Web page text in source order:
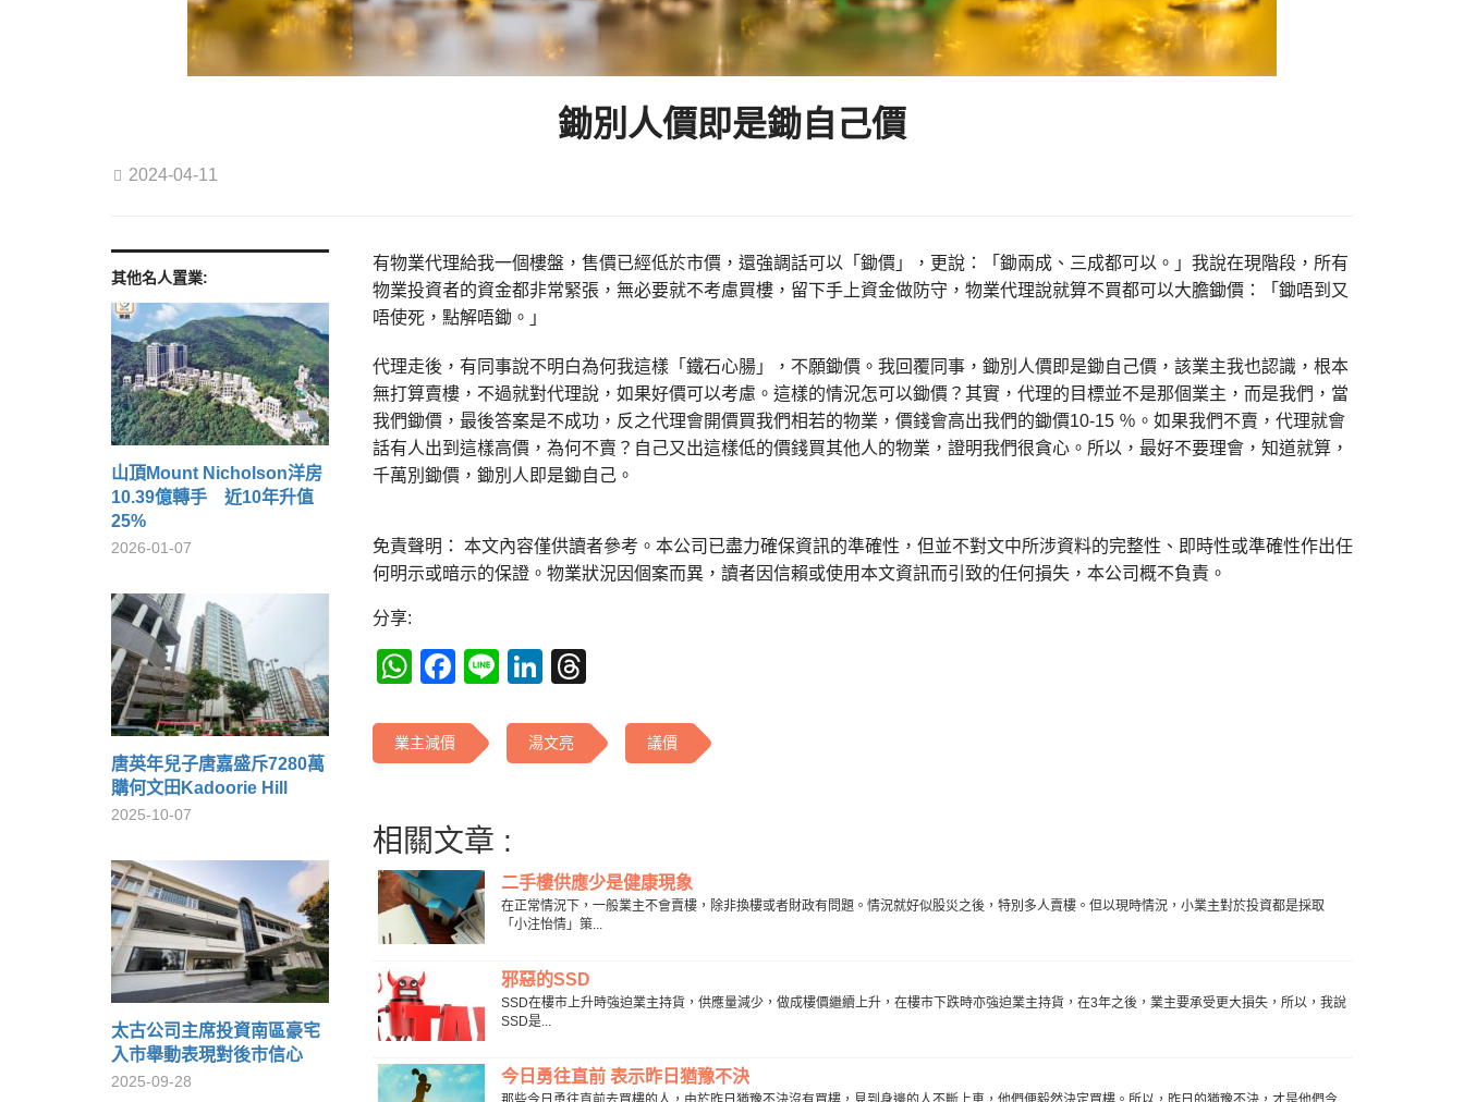
鋤別人價即是鋤自己價
2024-04-11
其他名人置業:
山頂Mount Nicholson洋房
10.39億轉手 近10年升值
25%
2026-01-07
唐英年兒子唐嘉盛斥7280萬
購何文田Kadoorie Hill
2025-10-07
太古公司主席投資南區豪宅
入市舉動表現對後市信心
2025-09-28
有物業代理給我一個樓盤，售價已經低於市價，還強調話可以「鋤價」，更說：「鋤兩成、三成都可以。」我說在現階段，所有
物業投資者的資金都非常緊張，無必要就不考慮買樓，留下手上資金做防守，物業代理說就算不買都可以大膽鋤價：「鋤唔到又
唔使死，點解唔鋤。」
代理走後，有同事說不明白為何我這樣「鐵石心腸」，不願鋤價。我回覆同事，鋤別人價即是鋤自己價，該業主我也認識，根本
無打算賣樓，不過就對代理說，如果好價可以考慮。這樣的情況怎可以鋤價？其實，代理的目標並不是那個業主，而是我們，當
我們鋤價，最後答案是不成功，反之代理會開價買我們相若的物業，價錢會高出我們的鋤價10-15 ％。如果我們不賣，代理就會
話有人出到這樣高價，為何不賣？自己又出這樣低的價錢買其他人的物業，證明我們很貪心。所以，最好不要理會，知道就算，
千萬別鋤價，鋤別人即是鋤自己。
免責聲明： 本文內容僅供讀者參考。本公司已盡力確保資訊的準確性，但並不對文中所涉資料的完整性、即時性或準確性作出任
何明示或暗示的保證。物業狀況因個案而異，讀者因信賴或使用本文資訊而引致的任何損失，本公司概不負責。
分享:
WhatsApp
Facebook
LineLinkedIn
業主減價 湯文亮 議價
相關文章 :
二手樓供應少是健康現象
在正常情況下，一般業主不會賣樓，除非換樓或者財政有問題。情況就好似股災之後，特別多人賣樓。但以現時情況，小業主對於投資都是採取
「小注怡情」策...
邪惡的SSD
SSD在樓市上升時強迫業主持貨，供應量減少，做成樓價繼續上升，在樓市下跌時亦強迫業主持貨，在3年之後，業主要承受更大損失，所以，我說
SSD是...
今日勇往直前 表示昨日猶豫不決